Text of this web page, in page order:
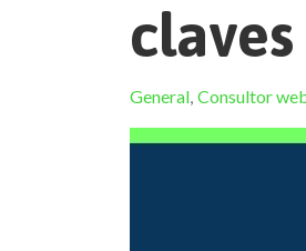
General Consultor